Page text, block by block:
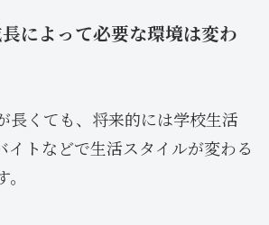
によって必要な環境は変わ
長くても、将来的には学校生活
イトなどで生活スタイルが変わる